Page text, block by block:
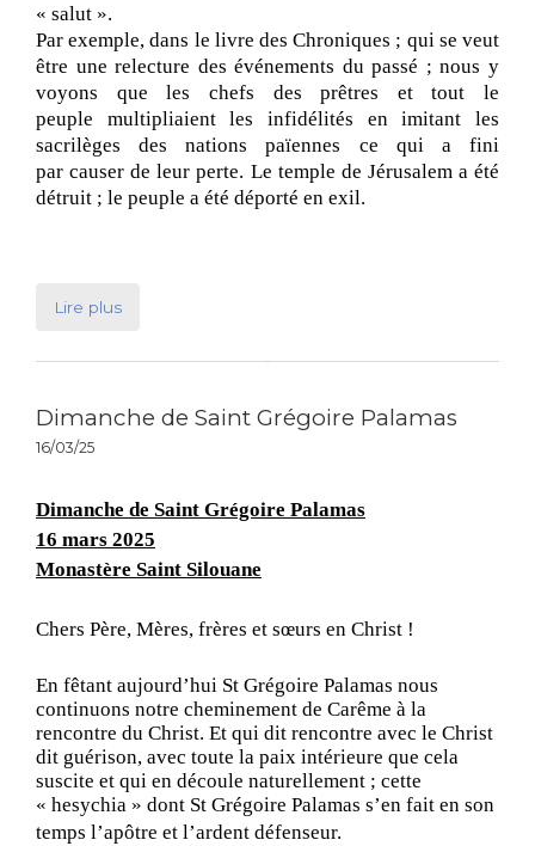
« salut ».
Par exemple, dans le livre des Chroniques ; qui se veut
être une relecture des événements du passé ; nous y
voyons que les chefs des prêtres et tout le
peuple multipliaient les infidélités en imitant les
sacrilèges des nations païennes ce qui a fini
par causer de leur perte. Le temple de Jérusalem a été
détruit ; le peuple a été déporté en exil.
Lire plus
Dimanche de Saint Grégoire Palamas
16/03/25
Dimanche de Saint Grégoire Palamas
16 mars 2025
Monastère Saint Silouane
Chers Père, Mères, frères et sœurs en Christ !
En fêtant aujourd’hui St Grégoire Palamas nous
continuons notre cheminement de Carême à la
rencontre du Christ. Et qui dit rencontre avec le Christ
dit guérison, avec toute la paix intérieure que cela
suscite et qui en découle naturellement ; cette
« hesychia » dont St Grégoire Palamas s’en fait en son
temps l’apôtre et l’ardent défenseur.